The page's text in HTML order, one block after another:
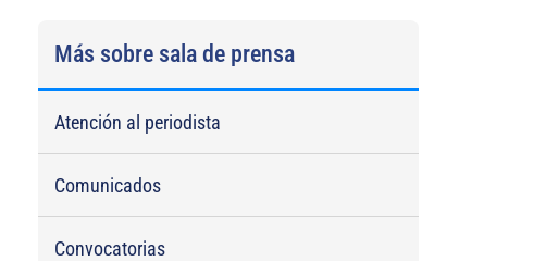
Más sobre sala de prensa
Atención al periodista
Comunicados
Convocatorias